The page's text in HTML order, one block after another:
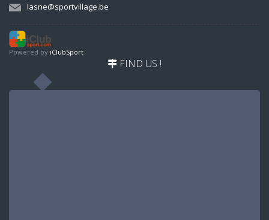
lasne@sportvillage.be
Powered by iClubSport
FIND US !